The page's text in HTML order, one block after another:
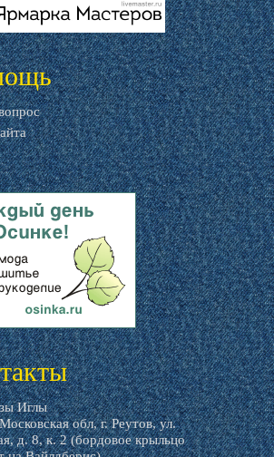
Иглы
обл, г. Реутов, ул.
д. 8, к. 2 (бордовое крыльцо